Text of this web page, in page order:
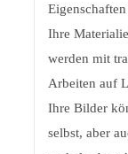
Ihre
werden mit
Arbeiten auf
‎Ihre Bilder
selbst, aber